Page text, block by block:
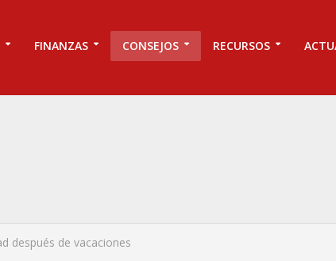
FINANZAS CONSEJOS RECURSOS
después de vacaciones